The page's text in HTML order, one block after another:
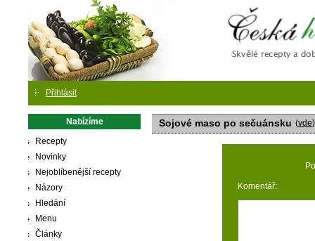
Přihlásit
Nabízíme
Recepty
Novinky
Nejoblíbenější recepty
Názory
Hledání
Menu
Články
Sojové maso po sečuánsku (vde)
Komentář: